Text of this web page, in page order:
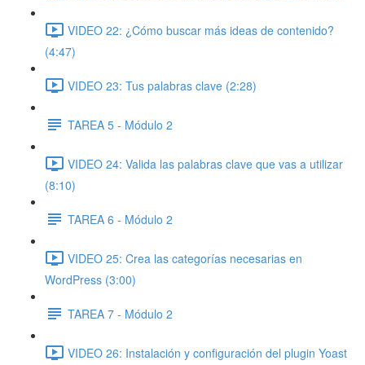
VIDEO 22: ¿Cómo buscar más ideas de contenido?
(4:47)
VIDEO 23: Tus palabras clave (2:28)
TAREA 5 - Módulo 2
VIDEO 24: Valida las palabras clave que vas a utilizar
(8:10)
TAREA 6 - Módulo 2
VIDEO 25: Crea las categorías necesarias en
WordPress (3:00)
TAREA 7 - Módulo 2
VIDEO 26: Instalación y configuración del plugin Yoast